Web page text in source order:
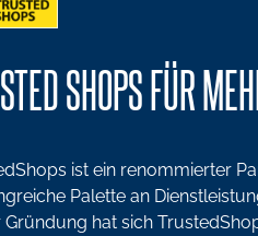
SHOPS FÜR
ist ein renommierter
Palette an
Gründung hat sich